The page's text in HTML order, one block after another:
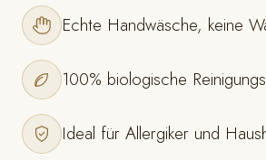
Echte Handwäsche, keine
100% biologische
Ideal für Allergiker und